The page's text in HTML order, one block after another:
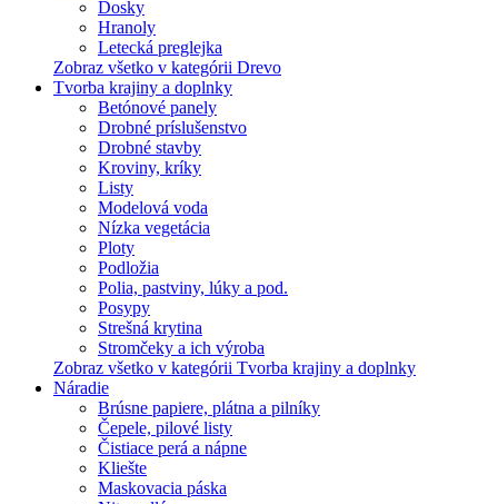
Dosky
Hranoly
Letecká preglejka
Zobraz všetko v kategórii Drevo
Tvorba krajiny a doplnky
Betónové panely
Drobné príslušenstvo
Drobné stavby
Kroviny, kríky
Listy
Modelová voda
Nízka vegetácia
Ploty
Podložia
Polia, pastviny, lúky a pod.
Posypy
Strešná krytina
Stromčeky a ich výroba
Zobraz všetko v kategórii Tvorba krajiny a doplnky
Náradie
Brúsne papiere, plátna a pilníky
Čepele, pilové listy
Čistiace perá a nápne
Kliešte
Maskovacia páska